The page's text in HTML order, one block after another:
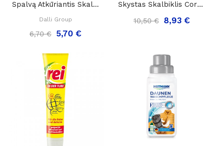
Spalvą Atkūriantis Skalbimo Gelis „Dalli...
Dalli Group
6,70 € 5,70 €
Skystas Skalbiklis Coral Optimal White,...
10,50 €
8,93 €